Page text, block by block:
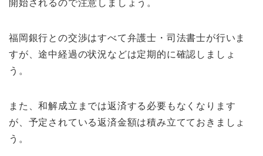
開始されるので注意しましょう。
福岡銀行との交渉はすべて弁護士・司法書士が行いま
すが、途中経過の状況などは定期的に確認しましょ
う。
また、和解成立までは返済する必要もなくなります
が、予定されている返済金額は積み立てておきましょ
う。